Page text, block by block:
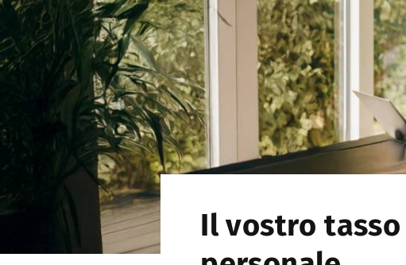
Il vostro